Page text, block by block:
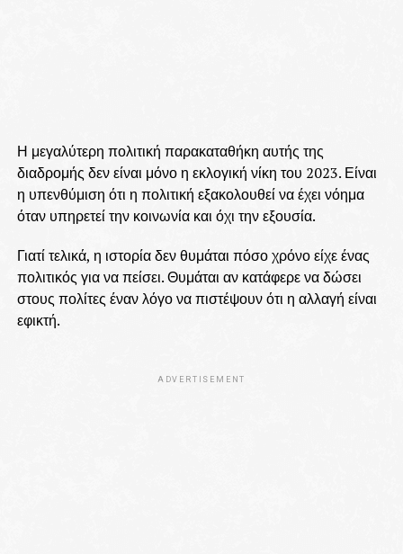
Η μεγαλύτερη πολιτική παρακαταθήκη αυτής της
διαδρομής δεν είναι μόνο η εκλογική νίκη του 2023. Είναι
η υπενθύμιση ότι η πολιτική εξακολουθεί να έχει νόημα
όταν υπηρετεί την κοινωνία και όχι την εξουσία.
Γιατί τελικά, η ιστορία δεν θυμάται πόσο χρόνο είχε ένας
πολιτικός για να πείσει. Θυμάται αν κατάφερε να δώσει
στους πολίτες έναν λόγο να πιστέψουν ότι η αλλαγή είναι
εφικτή.
ADVERTISEMENT